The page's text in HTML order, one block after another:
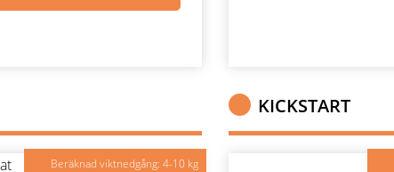
Beräknad viktnedgång: 4-10 kg
KICKSTART